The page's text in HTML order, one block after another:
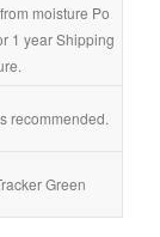
moisture Po
1 year Shipping
recommended.
Green